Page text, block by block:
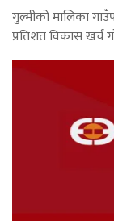
गुल्मीको मालिका
प्रतिशत विकास खर्च